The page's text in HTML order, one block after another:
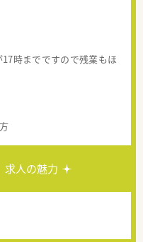
時までですので残業もほ
求人の魅力